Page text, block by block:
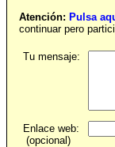
Atención: Pulsa
continuar pero
Tu mensaje:
Enlace web:
(opcional)